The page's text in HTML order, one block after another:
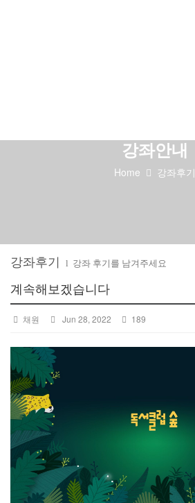
강좌안내
Home 강좌후기
강좌후기 l 강좌 후기를 남겨주세요
계속해보겠습니다
채원 Jun 28, 2022 189